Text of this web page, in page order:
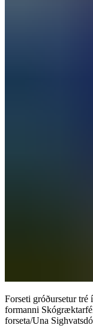
Forseti gróðursetur tré
formanni
forseta/Una Sighvatsdóttir​​​​‌